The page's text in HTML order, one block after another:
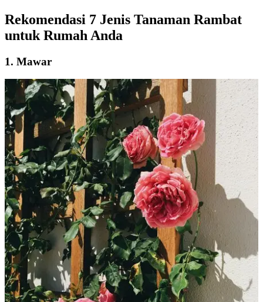
Rekomendasi 7 Jenis Tanaman Rambat
untuk Rumah Anda
1. Mawar